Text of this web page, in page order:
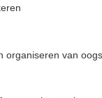
organiseren van